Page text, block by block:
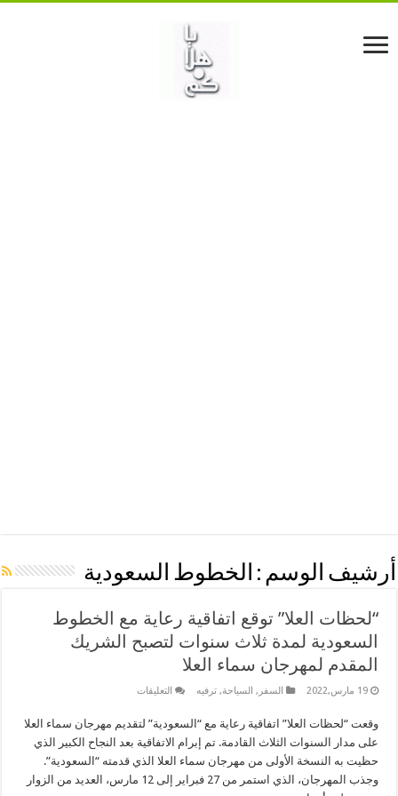
أرشيف الوسم : الخطوط السعودية
“لحظات العلا” توقع اتفاقية رعاية مع الخطوط
السعودية لمدة ثلاث سنوات لتصبح الشريك
المقدم لمهرجان سماء العلا
19 مارس,2022 السفر , السياحة, ترفيه التعليقاتعلى
توقع
اتفاقية
رعاية
مع
الخطوط
السعودية
وقعت “لحظات العلا” اتفاقية رعاية مع “السعودية” لتقديم مهرجان سماء العلا
على مدار السنوات الثلاث القادمة. تم إبرام الاتفاقية بعد النجاح الكبير الذي
حظيت به النسخة الأولى من مهرجان سماء العلا الذي قدمته “السعودية”.
وجذب المهرجان، الذي استمر من 27 فبراير إلى 12 مارس، العديد من الزوار